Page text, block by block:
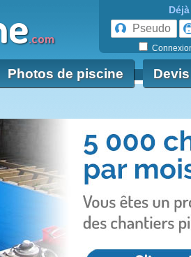
.com
Photos de piscine